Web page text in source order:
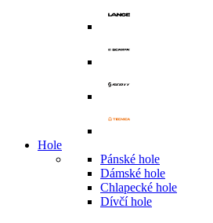
Hole
Pánské hole
Dámské hole
Chlapecké hole
Dívčí hole